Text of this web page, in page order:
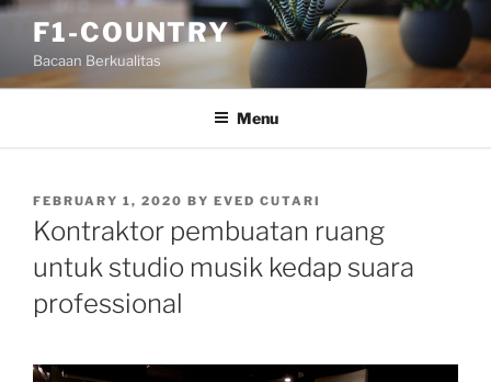
Skip
content
F1-COUNTRY
Bacaan Berkualitas
Menu
POSTED
ON
FEBRUARY 1, 2020 BY EVED CUTARI
Kontraktor pembuatan ruang
untuk studio musik kedap suara
professional